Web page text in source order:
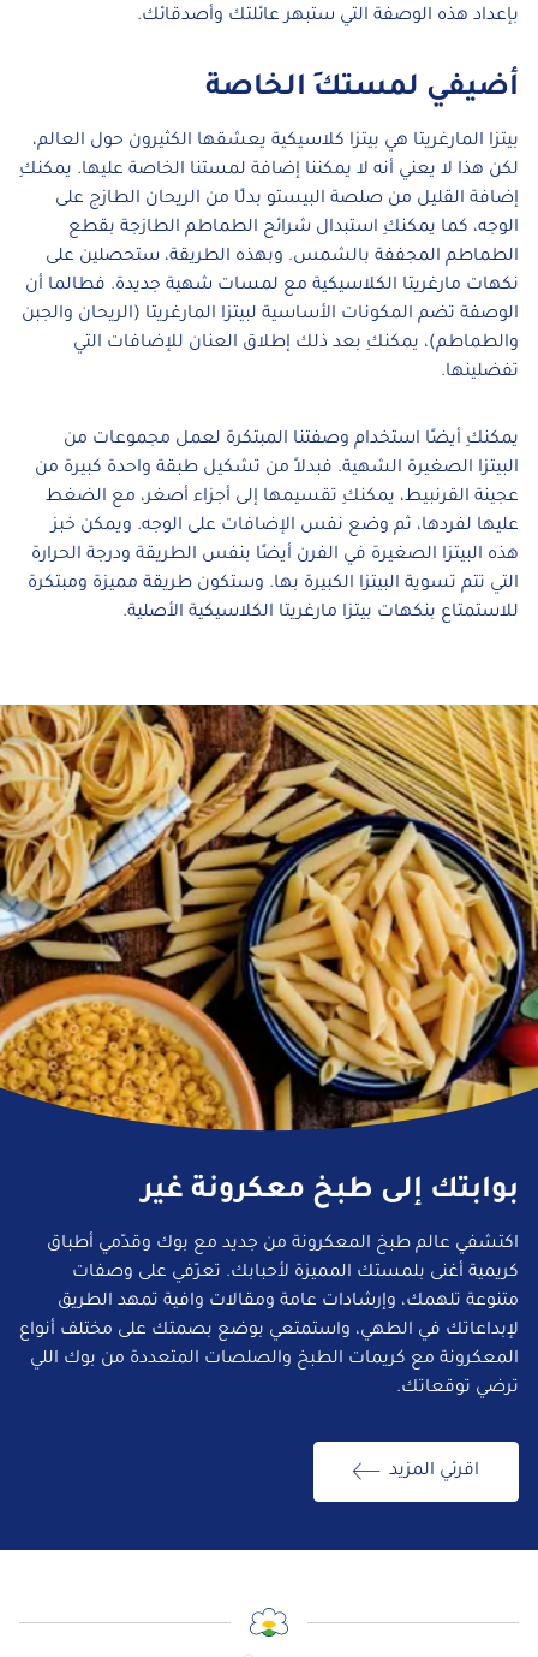
بإعداد هذه الوصفة التي ستبهر عائلتك وأصدقائك.
أضيفي لمستكِ الخاصة
بيتزا المارغريتا هي بيتزا كلاسيكية يعشقها الكثيرون حول العالم،
لكن هذا لا يعني أنه لا يمكننا إضافة لمستنا الخاصة عليها. يمكنكِ
إضافة القليل من صلصة البيستو بدلًا من الريحان الطازج على
الوجه، كما يمكنكِ استبدال شرائح الطماطم الطازجة بقطع
الطماطم المجففة بالشمس. وبهذه الطريقة، ستحصلين على
نكهات مارغريتا الكلاسيكية مع لمسات شهية جديدة. فطالما أن
الوصفة تضم المكونات الأساسية لبيتزا المارغريتا (الريحان والجبن
والطماطم)، يمكنكِ بعد ذلك إطلاق العنان للإضافات التي
تفضلينها.
يمكنكِ أيضًا استخدام وصفتنا المبتكرة لعمل مجموعات من
البيتزا الصغيرة الشهية. فبدلاً من تشكيل طبقة واحدة كبيرة من
عجينة القرنبيط، يمكنكِ تقسيمها إلى أجزاء أصغر، مع الضغط
عليها لفردها، ثم وضع نفس الإضافات على الوجه. ويمكن خبز
هذه البيتزا الصغيرة في الفرن أيضًا بنفس الطريقة ودرجة الحرارة
التي تتم تسوية البيتزا الكبيرة بها. وستكون طريقة مميزة ومبتكرة
للاستمتاع بنكهات بيتزا مارغريتا الكلاسيكية الأصلية.
بوابتك إلى طبخ معكرونة غير
اكتشفي عالم طبخ المعكرونة من جديد مع بوك وقدّمي أطباق
كريمية أغنى بلمستك المميزة لأحبابك. تعرّفي على وصفات
متنوعة تلهمك، وإرشادات عامة ومقالات وافية تمهد الطريق
لإبداعاتك في الطهي، واستمتعي بوضع بصمتك على مختلف أنواع
المعكرونة مع كريمات الطبخ والصلصات المتعددة من بوك اللي
ترضي توقعاتك.
اقرئي المزيد